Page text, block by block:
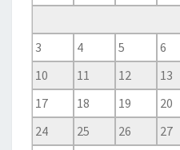
3
4 5 6
10
11 12 13
17
18 19 20
24
25 26 27